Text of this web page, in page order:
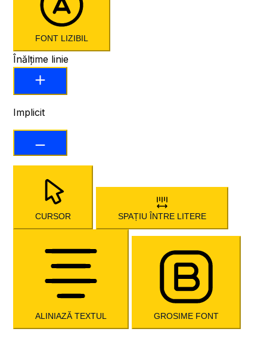
FONT LIZIBIL
Înălțime linie
Implicit
CURSOR SPAȚIU ÎNTRE LITERE
ALINIAZĂ TEXTUL GROSIME FONT